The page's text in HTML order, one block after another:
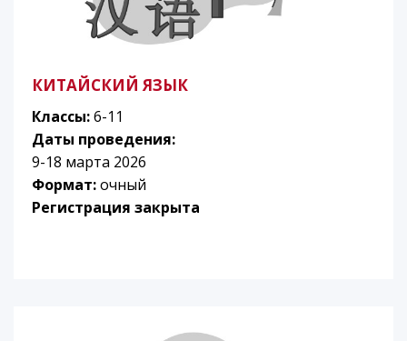
КИТАЙСКИЙ ЯЗЫК
Классы:6-11
Даты проведения:
9-18 марта 2026
Формат:очный
Регистрация закрыта